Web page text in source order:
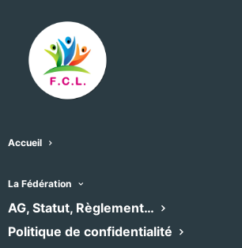
Accueil
La Fédération
AG, Statut, Règlement…
Politique de confidentialité